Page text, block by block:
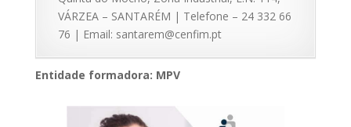
VÁRZEA – SANTARÉM | Telefone – 24 332 66
76 | Email: santarem@cenfim.pt
Entidade formadora: MPV